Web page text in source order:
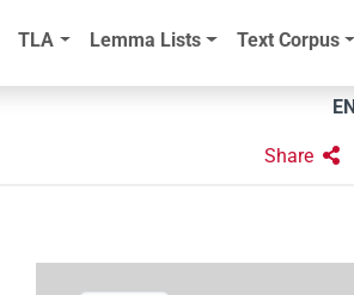
TLA Lemma Lists Text Corpus
EN
Share